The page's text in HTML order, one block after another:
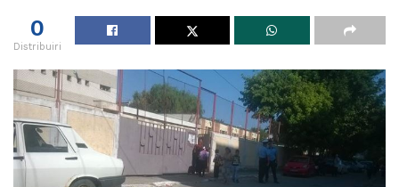
0
Distribuiri